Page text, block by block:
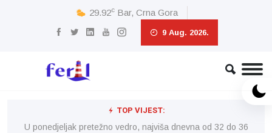
29.92c Bar, Crna Gora
9 Aug. 2026.
TOP VIJEST:
U ponedjeljak pretežno vedro, najviša dnevna od 32 do 36